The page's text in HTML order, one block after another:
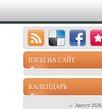
ВХОД НА САЙТ
КАЛЕНДАРЬ
« Август 2026